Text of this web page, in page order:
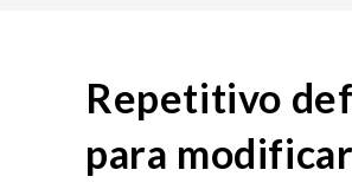
Repetitivo
para